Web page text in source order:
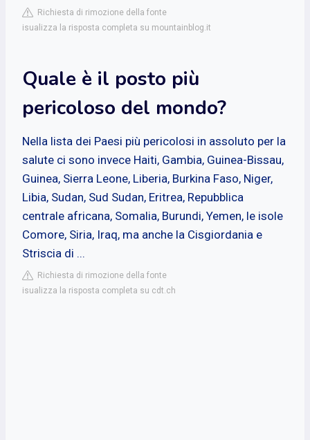
Richiesta di rimozione della fonte
isualizza la risposta completa su mountainblog.it
Quale è il posto più
pericoloso del mondo?
Nella lista dei Paesi più pericolosi in assoluto per la
salute ci sono invece Haiti, Gambia, Guinea-Bissau,
Guinea, Sierra Leone, Liberia, Burkina Faso, Niger,
Libia, Sudan, Sud Sudan, Eritrea, Repubblica
centrale africana, Somalia, Burundi, Yemen, le isole
Comore, Siria, Iraq, ma anche la Cisgiordania e
Striscia di ...
Richiesta di rimozione della fonte
isualizza la risposta completa su cdt.ch